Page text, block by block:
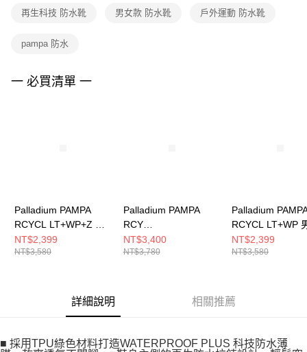
權轉讓予恩沛科技股份有限公司。
３．未成年的使用者請事先徵得法定代理人或監護人之同意方可使用
４．使用「AFTEE先享後付」時，將依據個別帳號之用戶狀況，依本公司即
再生科技 防水靴 男女款 防水靴 戶外運動 防水靴
pampa 防水
一 必買清單 一
Palladium PAMPA
RCYCL LT+WP+Z 男
女 再生科技輕量防水
靴 黑墨綠 77037008
NT$2,399
NT$3,580
Palladium PAMPA
RCY
LT+WP+ZIP~DESERT
男女 防水靴 沙漠金
NT$3,400
NT$3,780
Palladium
RCYCL LT+WP
高筒防水靴 白
77037116
NT$2,399
NT$3,580
詳細說明 相關推薦
■ 採用TPU綠色材料打造WATERPROOF PLUS 科技防水薄